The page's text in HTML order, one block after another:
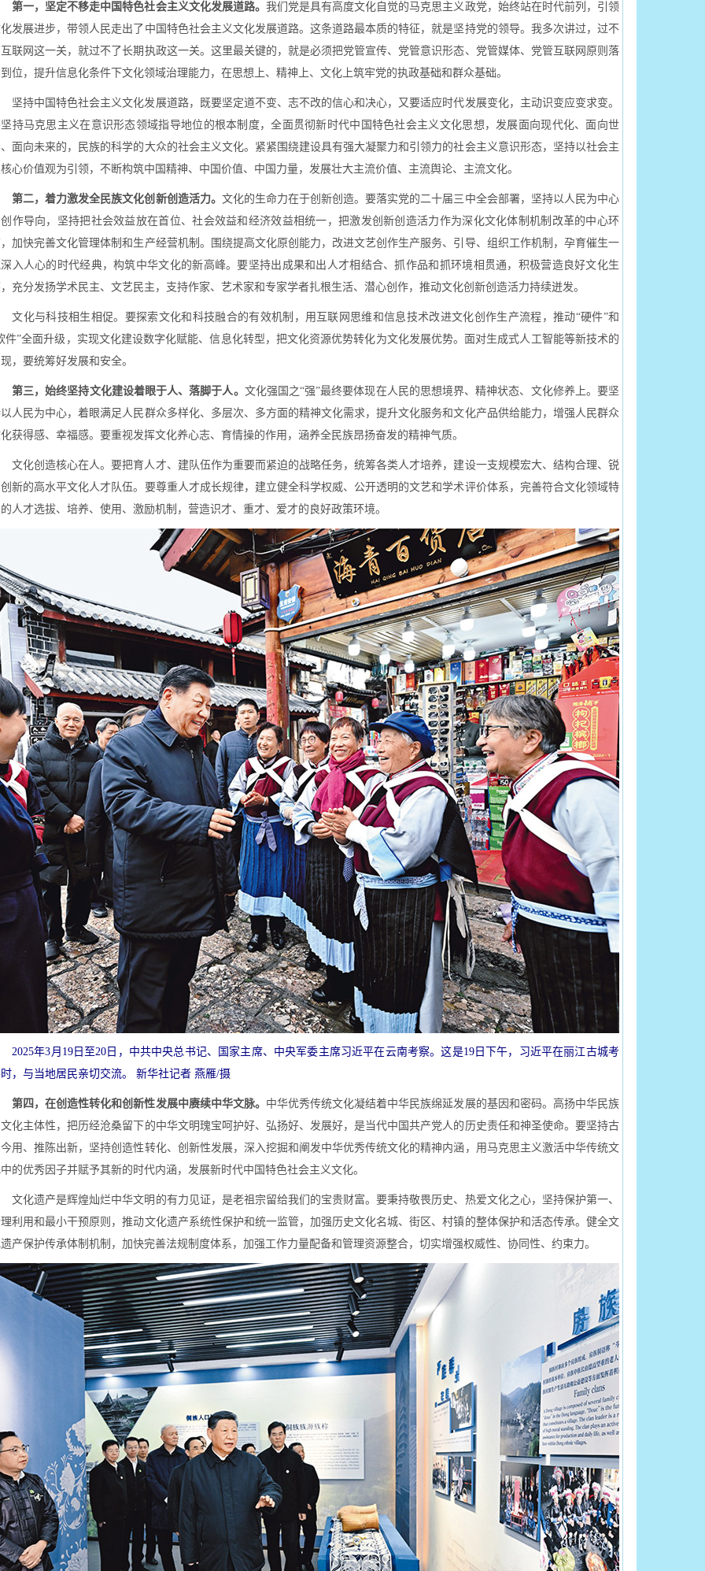
第一，坚定不移走中国特色社会主义文化发展道路。 我们党是具有高度文化自觉的马克思主义政党，始终站在时代前列，引领
发展进步，带领人民走出了中国特色社会主义文化发展道路。这条道路最本质的特征，就是坚持党的领导。我多次讲过，过不
联网这一关，就过不了长期执政这一关。这里最关键的，就是必须把党管宣传、党管意识形态、党管媒体、党管互联网原则落
位，提升信息化条件下文化领域治理能力，在思想上、精神上、文化上筑牢党的执政基础和群众基础。
中国特色社会主义文化发展道路，既要坚定道不变、志不改的信心和决心，又要适应时代发展变化，主动识变应变求变。
持马克思主义在意识形态领域指导地位的根本制度，全面贯彻新时代中国特色社会主义文化思想，发展面向现代化、面向世
面向未来的，民族的科学的大众的社会主义文化。紧紧围绕建设具有强大凝聚力和引领力的社会主义意识形态，坚持以社会主
心价值观为引领，不断构筑中国精神、中国价值、中国力量，发展壮大主流价值、主流舆论、主流文化。
第二，着力激发全民族文化创新创造活力。 文化的生命力在于创新创造。要落实党的二十届三中全会部署，坚持以人民为中心
作导向，坚持把社会效益放在首位、社会效益和经济效益相统一，把激发创新创造活力作为深化文化体制机制改革的中心环
加快完善文化管理体制和生产经营机制。围绕提高文化原创能力，改进文艺创作生产服务、引导、组织工作机制，孕育催生一
入人心的时代经典，构筑中华文化的新高峰。要坚持出成果和出人才相结合、抓作品和抓环境相贯通，积极营造良好文化生
充分发扬学术民主、文艺民主，支持作家、艺术家和专家学者扎根生活、潜心创作，推动文化创新创造活力持续迸发。
与科技相生相促。要探索文化和科技融合的有效机制，用互联网思维和信息技术改进文化创作生产流程，推动“硬件”和
件”全面升级，实现文化建设数字化赋能、信息化转型，把文化资源优势转化为文化发展优势。面对生成式人工智能等新技术的
，要统筹好发展和安全。
第三，始终坚持文化建设着眼于人、落脚于人。 文化强国之“强”最终要体现在人民的思想境界、精神状态、文化修养上。要坚
人民为中心，着眼满足人民群众多样化、多层次、多方面的精神文化需求，提升文化服务和文化产品供给能力，增强人民群众
获得感、幸福感。要重视发挥文化养心志、育情操的作用，涵养全民族昂扬奋发的精神气质。
创造核心在人。要把育人才、建队伍作为重要而紧迫的战略任务，统筹各类人才培养，建设一支规模宏大、结构合理、锐
新的高水平文化人才队伍。要尊重人才成长规律，建立健全科学权威、公开透明的文艺和学术评价体系，完善符合文化领域特
人才选拔、培养、使用、激励机制，营造识才、重才、爱才的良好政策环境。
2025年3月19日至20日，中共中央总书记、国家主席、中央军委主席习近平在云南考察。这是19日下午，习近平在丽江古城考
，与当地居民亲切交流。 新华社记者 燕雁/摄
第四，在创造性转化和创新性发展中赓续中华文脉。 中华优秀传统文化凝结着中华民族绵延发展的基因和密码。高扬中华民族
化主体性，把历经沧桑留下的中华文明瑰宝呵护好、弘扬好、发展好，是当代中国共产党人的历史责任和神圣使命。要坚持古
用、推陈出新，坚持创造性转化、创新性发展，深入挖掘和阐发中华优秀传统文化的精神内涵，用马克思主义激活中华传统文
的优秀因子并赋予其新的时代内涵，发展新时代中国特色社会主义文化。
遗产是辉煌灿烂中华文明的有力见证，是老祖宗留给我们的宝贵财富。要秉持敬畏历史、热爱文化之心，坚持保护第一、
利用和最小干预原则，推动文化遗产系统性保护和统一监管，加强历史文化名城、街区、村镇的整体保护和活态传承。健全文
产保护传承体制机制，加快完善法规制度体系，加强工作力量配备和管理资源整合，切实增强权威性、协同性、约束力。